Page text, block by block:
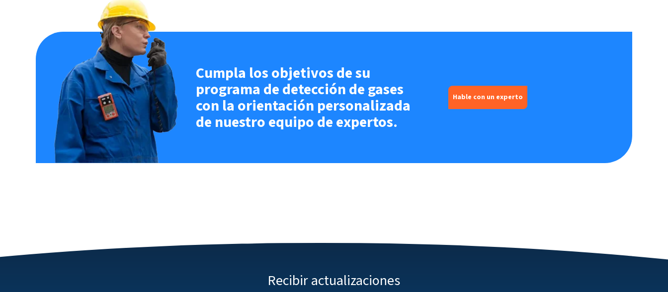
Cumpla los objetivos de su
programa de detección de gases
con la orientación personalizada
de nuestro equipo de expertos.
Hable con un experto
Recibir actualizaciones